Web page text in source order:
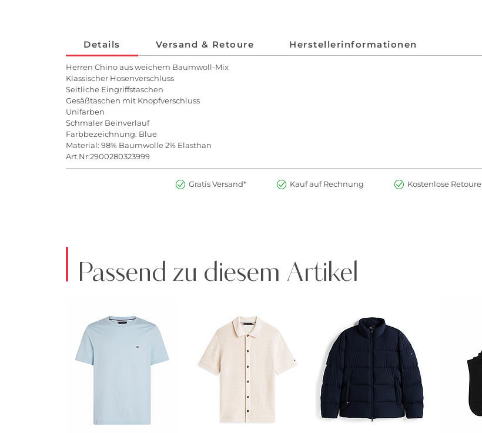
Details Versand & Retoure Herstellerinformationen
Herren Chino aus weichem Baumwoll-Mix
Klassischer Hosenverschluss
Seitliche Eingriffstaschen
Gesäßtaschen mit Knopfverschluss
Unifarben
Schmaler Beinverlauf
Farbbezeichnung: Blue
Material: 98% Baumwolle 2% Elasthan
Art.Nr:2900280323999
Gratis Versand* Kauf auf Rechnung Kostenlose Retoure
Passend zu diesem Artikel